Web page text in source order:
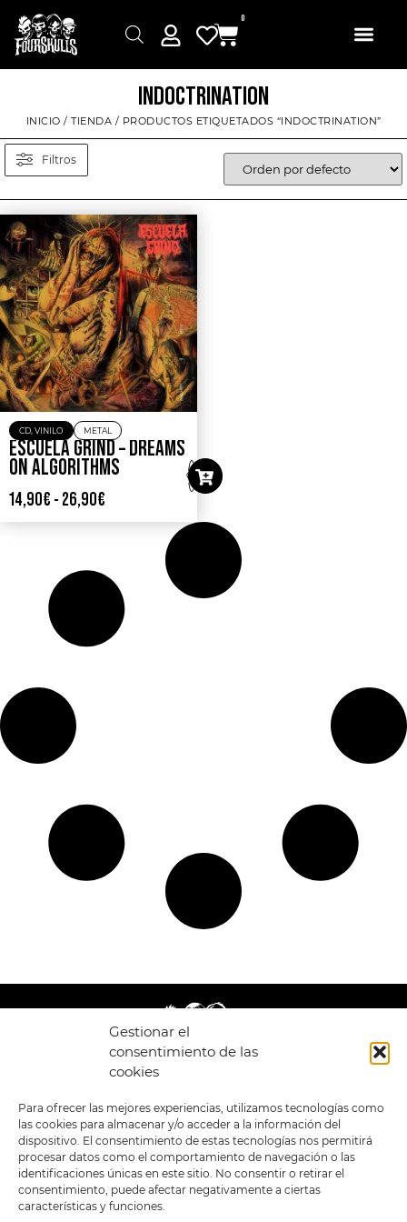
Gestionar el
consentimiento de las
cookies
Para ofrecer las mejores experiencias, utilizamos tecnologías como
las cookies para almacenar y/o acceder a la información del
dispositivo. El consentimiento de estas tecnologías nos permitirá
procesar datos como el comportamiento de navegación o las
identificaciones únicas en este sitio. No consentir o retirar el
consentimiento, puede afectar negativamente a ciertas
características y funciones.
0
INDOCTRINATION
INICIO / TIENDA / PRODUCTOS ETIQUETADOS “INDOCTRINATION”
Filtros
CD, VINILO METAL
ESCUELA GRIND – DREAMS
ON ALGORITHMS
14,90€ - 26,90€
LEGAL
POLÍTICA DE
PRIVACIDAD
TÉRMINOS Y
CONDICIONES
GENERALES DE LA
POLÍTICA DE COOKIES
ENLACES
TIENDA
ESTILOS
FORMATOS
PREVENTAS
OFERTAS
MERCHANDISING